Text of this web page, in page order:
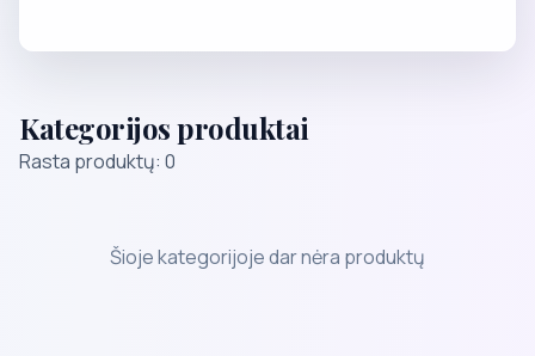
Kategorijos produktai
Rasta produktų: 0
Šioje kategorijoje dar nėra produktų